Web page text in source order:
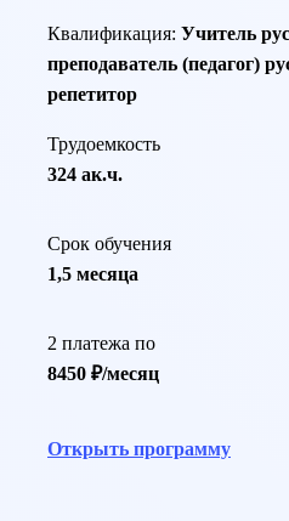
Квалификация: Учитель
преподаватель (педагог)
репетитор
Трудоемкость
324 ак.ч.
Срок обучения
1,5 месяца
2 платежа по
8450 ₽/месяц
Открыть программу